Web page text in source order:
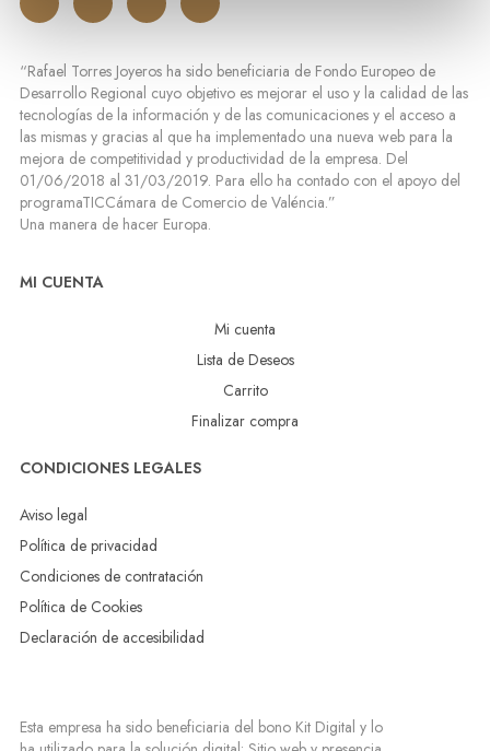
“Rafael Torres Joyeros ha sido beneficiaria de Fondo Europeo de
Desarrollo Regional cuyo objetivo es mejorar el uso y la calidad de las
tecnologías de la información y de las comunicaciones y el acceso a
las mismas y gracias al que ha implementado una nueva web para la
mejora de competitividad y productividad de la empresa. Del
01/06/2018 al 31/03/2019. Para ello ha contado con el apoyo del
programaTICCámara de Comercio de Valéncia.”
Una manera de hacer Europa.
MI CUENTA
Mi cuenta
Lista de Deseos
Carrito
Finalizar compra
CONDICIONES LEGALES
Aviso legal
Política de privacidad
Condiciones de contratación
Política de Cookies
Declaración de accesibilidad
Esta empresa ha sido beneficiaria del bono Kit Digital y lo